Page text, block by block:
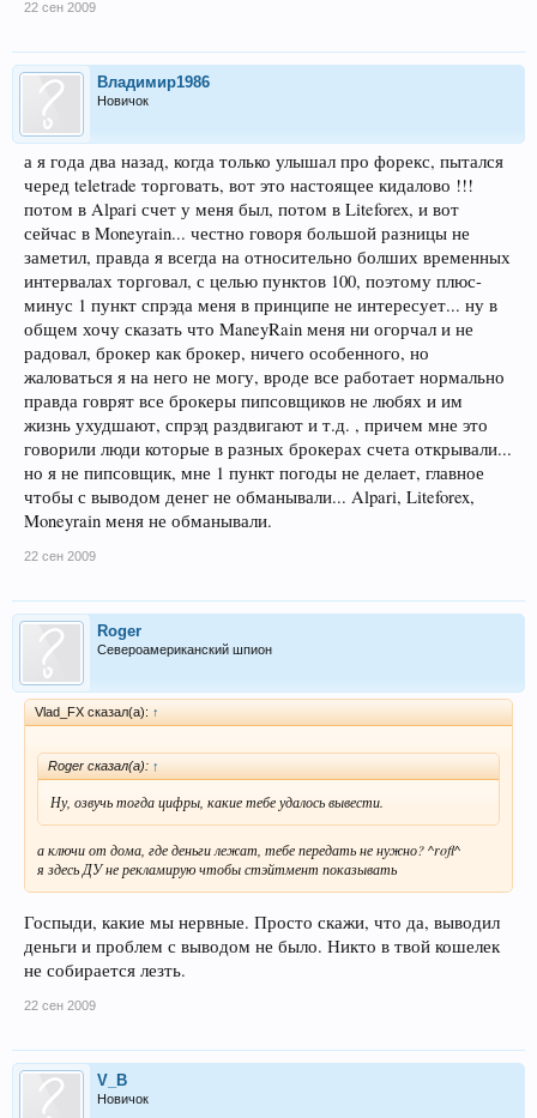
22 сен 2009
Владимир1986
Новичок
а я года два назад, когда только улышал про форекс, пытался
черед teletrade торговать, вот это настоящее кидалово !!!
потом в Alpari счет у меня был, потом в Liteforex, и вот
сейчас в Moneyrain... честно говоря большой разницы не
заметил, правда я всегда на относительно болших временных
интервалах торговал, с целью пунктов 100, поэтому плюс-
минус 1 пункт спрэда меня в принципе не интересует... ну в
общем хочу сказать что ManeyRain меня ни огорчал и не
радовал, брокер как брокер, ничего особенного, но
жаловаться я на него не могу, вроде все работает нормально
правда говрят все брокеры пипсовщиков не любях и им
жизнь ухудшают, спрэд раздвигают и т.д. , причем мне это
говорили люди которые в разных брокерах счета открывали...
но я не пипсовщик, мне 1 пункт погоды не делает, главное
чтобы с выводом денег не обманывали... Alpari, Liteforex,
Moneyrain меня не обманывали.
22 сен 2009
Roger
Североамериканский шпион
Vlad_FX сказал(а): ↑
Roger сказал(а): ↑
Ну, озвучь тогда цифры, какие тебе удалось вывести.
а ключи от дома, где деньги лежат, тебе передать не нужно? ^rofl^
я здесь ДУ не рекламирую чтобы стэйтмент показывать
Госпыди, какие мы нервные. Просто скажи, что да, выводил
деньги и проблем с выводом не было. Никто в твой кошелек
не собирается лезть.
22 сен 2009
V_B
Новичок